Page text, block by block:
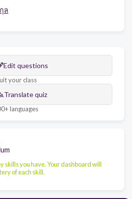
ล
Edit questions
your class
Translate quiz
languages
skills you have. Your dashboard will
of each skill.